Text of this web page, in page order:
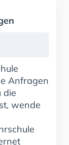
Anfragen
die
wende